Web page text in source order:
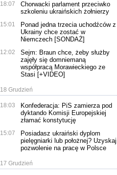
18:07
Chorwacki parlament przeciwko
szkoleniu ukraińskich żołnierzy
15:01
Ponad jedna trzecia uchodźców z
Ukrainy chce zostać w
Niemczech [SONDAŻ]
12:02
Sejm: Braun chce, żeby służby
zajęły się domniemaną
współpracą Morawieckiego ze
Stasi [+VIDEO]
18 Grudzień
18:03
Konfederacja: PiS zamierza pod
dyktando Komisji Europejskiej
złamać konstytucję
15:07
Posiadasz ukraiński dyplom
pielęgniarki lub położnej? Uzyskaj
pozwolenie na pracę w Polsce
17 Grudzień